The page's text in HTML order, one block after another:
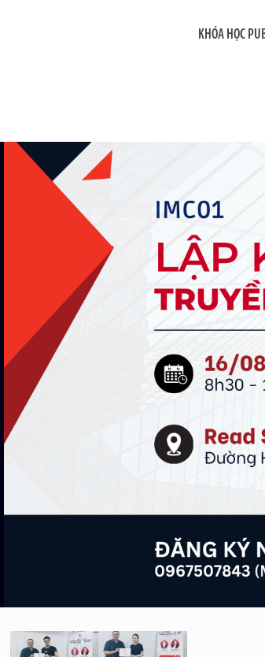
KHÓA HỌC